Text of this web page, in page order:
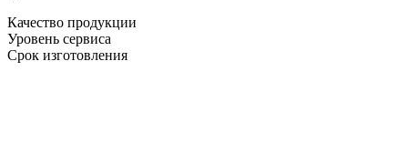
Качество продукции
Уровень сервиса
Срок изготовления